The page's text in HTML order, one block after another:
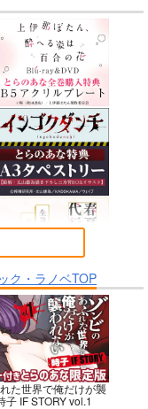
公王様のおしごと
C:設計室
700円（税込）
シャリア・ブル
アルテイシア
サンプル
カート
No.8
ク・ラノベTOP
た世界で俺だけが襲
子 IF STORY vol.1